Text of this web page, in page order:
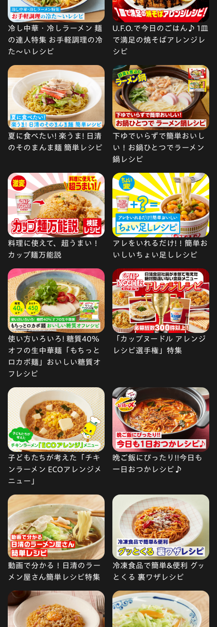
冷し中華・冷しラーメン 麺
の達人特集 お手軽調理の冷
た〜いレシピ
U.F.O.で今日のごはん♪ 1皿
で満足の焼そばアレンジレ
シピ
夏に食べたい! 楽うま! 日清
のそのまんま麺 簡単レシピ
下ゆでいらずで簡単おいし
い！お鍋ひとつでラーメン
鍋レシピ
料理に使えて、超うまい！
カップ麺万能説
アレをいれるだけ!！簡単お
いしいちょい足しレシピ
使い方いろいろ! 糖質40%
オフの生中華麺「もちっと
ロカボ麺」おいしい糖質オ
フレシピ
「カップヌードル アレンジ
レシピ選手権」特集
子どもたちが考えた「チキ
ンラーメン ECOアレンジメ
ニュー」
晩ご飯にぴったり!!今日も
一日おつかレシピ♪
動画で分かる！日清のラー
メン屋さん簡単レシピ特集
冷凍食品で簡単&便利 グッ
とくる 裏ワザレシピ